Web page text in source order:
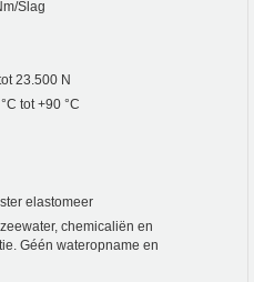
Slag
23.500 N
tot +90 °C
elastomeer
chemicaliën en
Géén wateropname en